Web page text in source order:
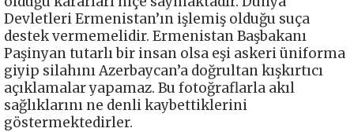
Devletleri Ermenistan’ın işlemiş olduğu suça
destek vermemelidir. Ermenistan Başbakanı
Paşinyan tutarlı bir insan olsa eşi askeri üniforma
giyip silahını Azerbaycan’a doğrultan kışkırtıcı
açıklamalar yapamaz. Bu fotoğraflarla akıl
sağlıklarını ne denli kaybettiklerini
göstermektedirler.